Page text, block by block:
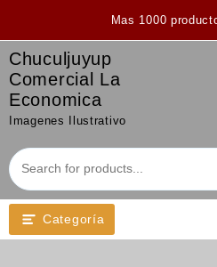
Mas 1000
Chuculjuyup
Comercial La
Economica
Imagenes Ilustrativo
Categoría